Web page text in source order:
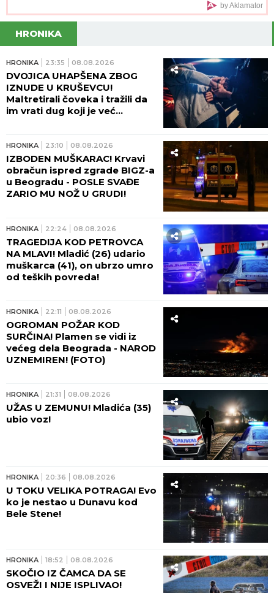
by Aklamator
HRONIKA
HRONIKA 23:35 08.08.2026
DVOJICA UHAPŠENA ZBOG
IZNUDE U KRUŠEVCU!
Maltretirali čoveka i tražili da
im vrati dug koji je već
HRONIKA 23:10 08.08.2026
IZBODEN MUŠKARAC! Krvavi
obračun ispred zgrade BIGZ-a
u Beogradu - POSLE SVAĐE
ZARIO MU NOŽ U GRUDI!
HRONIKA 22:24 08.08.2026
TRAGEDIJA KOD PETROVCA
NA MLAVI! Mladić (26) udario
muškarca (41), on ubrzo umro
od teških povreda!
HRONIKA 22:11 08.08.2026
OGROMAN POŽAR KOD
SURČINA! Plamen se vidi iz
većeg dela Beograda - NAROD
UZNEMIREN! (FOTO)
HRONIKA 21:31 08.08.2026
UŽAS U ZEMUNU! Mladića (35)
ubio voz!
HRONIKA 20:36 08.08.2026
U TOKU VELIKA POTRAGA! Evo
ko je nestao u Dunavu kod
Bele Stene!
HRONIKA 18:52 08.08.2026
SKOČIO IZ ČAMCA DA SE
OSVEŽI I NIJE ISPLIVAO!